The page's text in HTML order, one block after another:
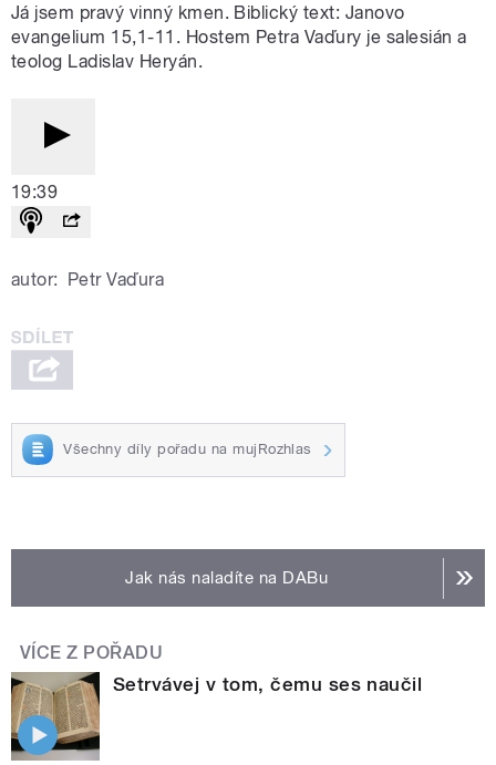
Já jsem pravý vinný kmen. Biblický text: Janovo
evangelium 15,1-11. Hostem Petra Vaďury je salesián a
teolog Ladislav Heryán.
19:39
autor: Petr Vaďura
Všechny díly pořadu na mujRozhlas
Jak nás naladíte na DABu
VÍCE Z POŘADU
Setrvávej v tom, čemu ses naučil